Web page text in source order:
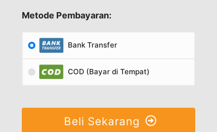
Metode Pembayaran:
Bank Transfer
COD (Bayar di Tempat)
Beli Sekarang